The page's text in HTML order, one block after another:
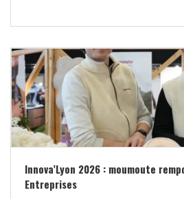
Innova’Lyon 2026 : moumoute
Entreprises